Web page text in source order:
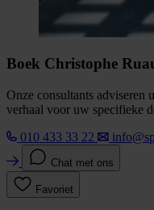
Boek Christophe
Onze consultants adviseren
verhaal voor uw specifieke
010 433 33 22
Chat met ons
Favoriet